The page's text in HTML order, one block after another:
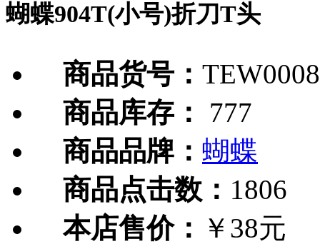
蝴蝶904T(小号)折刀T头
商品货号：
商品库存：
777
商品品牌： 蝴蝶
商品点击数： 1806
本店售价： ￥38元